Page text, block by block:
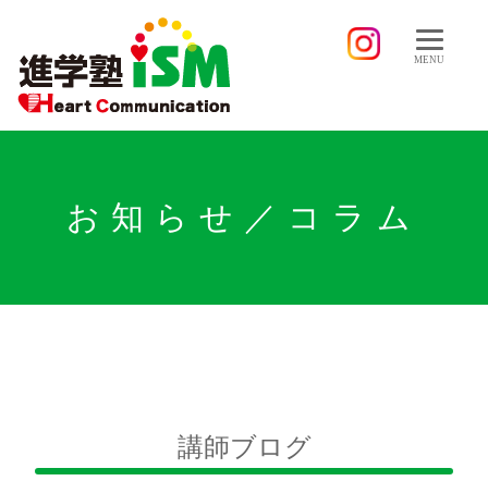
MENU
お知らせ／コラム
講師ブログ